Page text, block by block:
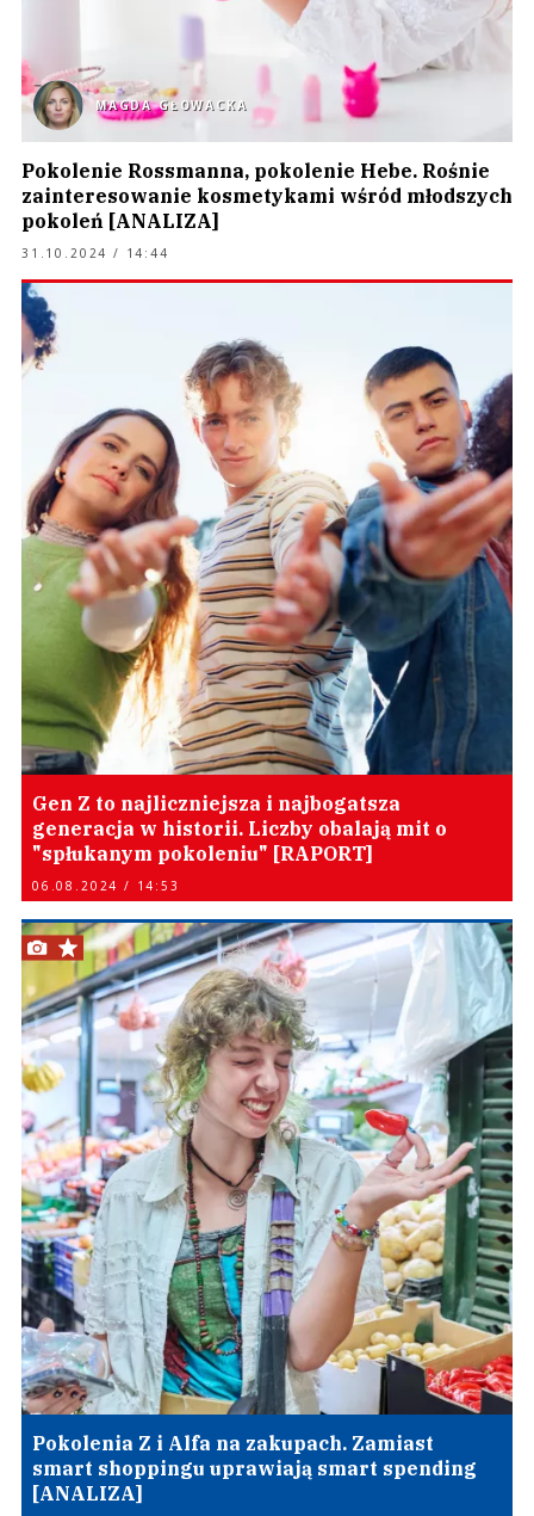
MAGDA GŁOWACKA
Pokolenie Rossmanna, pokolenie Hebe. Rośnie
zainteresowanie kosmetykami wśród młodszych
pokoleń [ANALIZA]
31.10.2024 / 14:44
Gen Z to najliczniejsza i najbogatsza
generacja w historii. Liczby obalają mit o
"spłukanym pokoleniu" [RAPORT]
06.08.2024 / 14:53
Pokolenia Z i Alfa na zakupach. Zamiast
smart shoppingu uprawiają smart spending
[ANALIZA]